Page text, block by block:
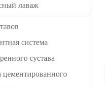
лаваж
система
сустава
цементированного